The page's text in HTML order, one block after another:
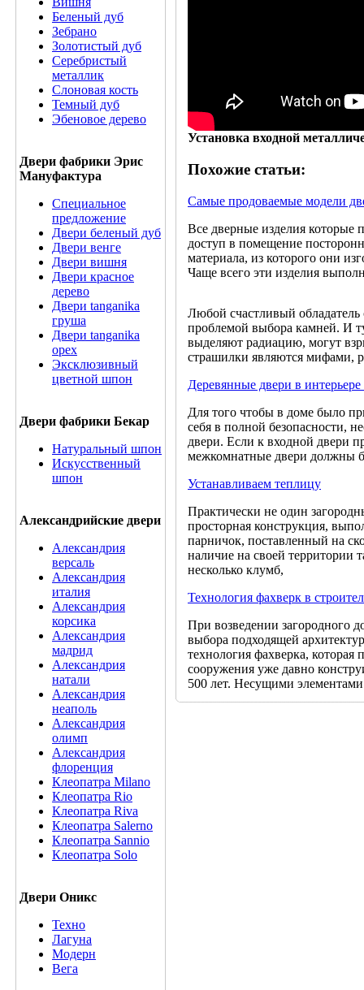
Беленый дуб
Зебрано
Золотистый дуб
Серебристый
металлик
Слоновая кость
Темный дуб
Эбеновое дерево
Двери фабрики Эрис
Мануфактура
Специальное
предложение
Двери беленый дуб
Двери венге
Двери вишня
Двери красное
дерево
Двери tanganika
груша
Двери tanganika
oрех
Эксклюзивный
цветной шпон
Двери фабрики Бекар
Натуральный шпон
Искусственный
шпон
Александрийские двери
Александрия
версаль
Александрия
италия
Александрия
корсика
Александрия
мадрид
Александрия
натали
Александрия
неаполь
Александрия
олимп
Александрия
флоренция
Клеопатра Milano
Клеопатра Rio
Клеопатра Riva
Клеопатра Salerno
Клеопатра Sannio
Клеопатра Solo
Двери Оникс
Техно
Лагуна
Модерн
Вега
Установка входной
Похожие статьи:
Самые продоваемые модели
Все дверные изделия которые
доступ в помещение
материала, из которого они
Чаще всего эти изделия
Любой счастливый обладатель
проблемой выбора камней. И
выделяют радиацию, могут
страшилки являются мифами,
Деревянные двери в
Для того чтобы в доме было
себя в полной безопасности,
двери. Если к входной двери
межкомнатные двери должны
Устанавливаем теплицу
Практически не один
просторная конструкция,
парничок, поставленный на
наличие на своей территории
несколько клумб,
Технология фахверк в
При возведении загородного
выбора подходящей
технология фахверка, которая
сооружения уже давно
500 лет. Несущими